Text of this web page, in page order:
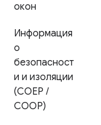
окон
Информация
о
безопасност
и и изоляции
(COEP /
COOP)